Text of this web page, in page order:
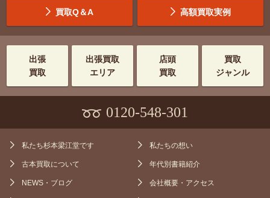
買取Q＆A 高額買取実例
出張
買取
出張買取
エリア
店頭
買取
買取
ジャンル
0120-548-301
私たち杉本梁江堂です 私たちの想い
古本買取について 年代別書籍紹介
NEWS・ブログ 会社概要・アクセス